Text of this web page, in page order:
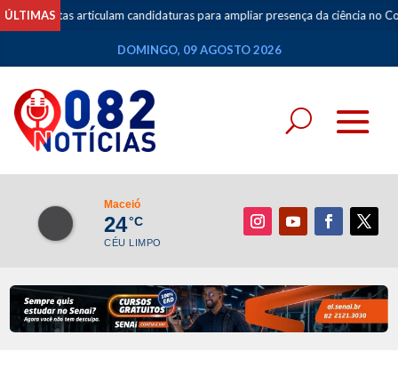
ÚLTIMAS
articulam candidaturas para ampliar presença da ciência no Congresso
DOMINGO, 09 AGOSTO 2026
Maceió
24°C
CÉU LIMPO